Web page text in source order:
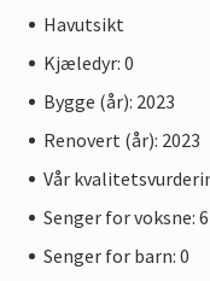
Havutsikt
Kjæledyr: 0
Bygge (år): 2023
Renovert (år): 2023
Vår
Senger for voksne: 6
Senger for barn: 0